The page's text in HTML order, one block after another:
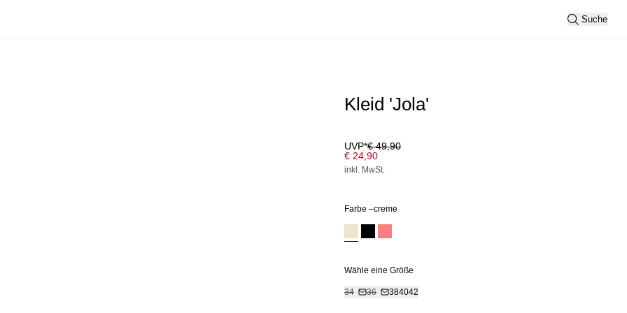
Suche
Kleid 'Jola'
UVP*€ 49,90
€ 24,90
inkl. MwSt.
Farbe –creme
Wähle eine Größe
34 36 384042